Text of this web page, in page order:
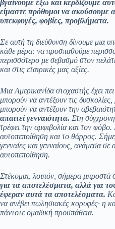
βγαίνουμε έξω και κερδίζουμε
είμαστε πρόθυμοι να ακούσουμε
υπεκφυγές, φοβίες, προβλήματα.
Σε αυτή τη διεύθυνση δίνουμε μια
κάθε μέρα: να προσπαθούμε
περισσότερο με σεβασμό στον
και στις εταιρικές μας αξίες.
Μια Αμερικανίδα στοχαστής έχει
μπορούν να αντέξουν τις
μπορούν να αντέξουν την
απαιτεί γενναιότητα. Στη
τρέφει την αμφιβολία και τον
αυτοπεποίθηση και το θάρρος.
γενναίες και γενναίους, ανάμεσα
αυτοπεποίθηση.
Στέκομαι, λοιπόν, σήμερα μπροστά
για τα αποτελέσματα, αλλά για
έφεραν αυτά τα αποτελέσματα.
να ανέβει πωλησιακές κορυφές· η
πάντοτε ομαδική προσπάθεια.